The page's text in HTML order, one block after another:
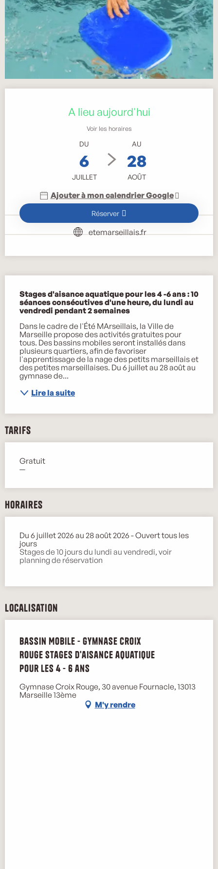
A lieu aujourd'hui
Voir les horaires
DU
6
JUILLET
AU
28
AOÛT
Ajouter à mon calendrier Google
Réserver
etemarseillais.fr
Stages d'aisance aquatique pour les 4 -6 ans : 10
séances consécutives d'une heure, du lundi au
vendredi pendant 2 semaines
Dans le cadre de l'Été MArseillais, la Ville de
Marseille propose des activités gratuites pour
tous. Des bassins mobiles seront installés dans
plusieurs quartiers, afin de favoriser
l'apprentissage de la nage des petits marseillais et
des petites marseillaises. Du 6 juillet au 28 août au
gymnase de...
Lire la suite
Tarifs
Gratuit
—
Horaires
Du 6 juillet 2026 au 28 août 2026 - Ouvert tous les
jours
Stages de 10 jours du lundi au vendredi, voir
planning de réservation
Localisation
Bassin Mobile - Gymnase Croix
Rouge Stages d'aisance aquatique
pour les 4 - 6 ans
Gymnase Croix Rouge, 30 avenue Fournacle, 13013
Marseille 13ème
M'y rendre